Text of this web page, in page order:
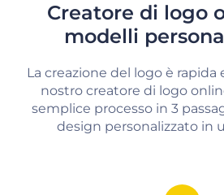
Creatore di logo
modelli
La creazione del logo è rapida
nostro creatore di logo
semplice processo in 3
design personalizzato in